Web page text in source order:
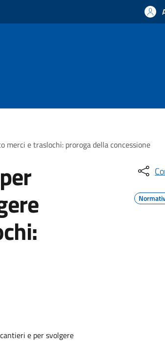
merci e traslochi: proroga della concessione
e per svolgere